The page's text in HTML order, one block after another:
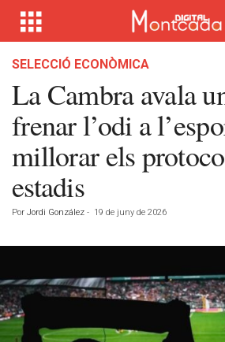
SELECCIÓ ECONÒMICA
La Cambra avala
frenar l’odi a
millorar els
estadis
Por Jordi González - 19 de juny de 2026